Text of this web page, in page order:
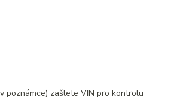
poznámce) zašlete VIN pro kontrolu